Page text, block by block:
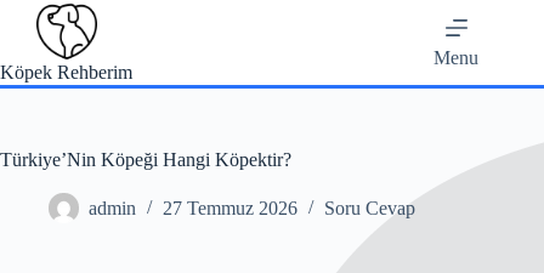
content
Köpek Rehberim
Menu
Türkiye’Nin Köpeği Hangi Köpektir?
admin 27 Temmuz 2026 Soru Cevap